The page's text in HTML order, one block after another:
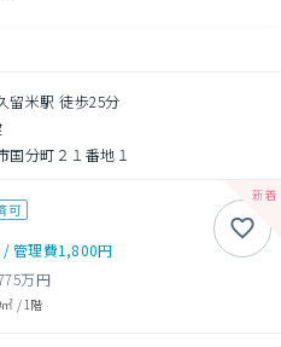
留米駅 徒歩25分
国分町２１番地１
可
/管理費1,800円
万円
/1階